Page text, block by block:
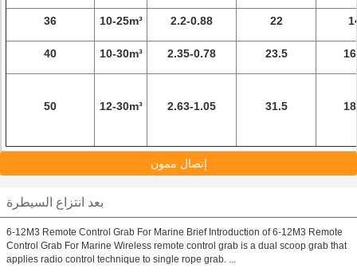
36 10-25m³ 2.2-0.88 22
40 10-30m³ 2.35-0.78 23.5
50 12-30m³ 2.63-1.05 31.5
إتصال ممون
بعد انتزاع السيطرة
6-12M3 Remote Control Grab For Marine Brief Introduction of 6-12M3 Remote
Control Grab For Marine Wireless remote control grab is a dual scoop grab that
applies radio control technique to single rope grab. ...